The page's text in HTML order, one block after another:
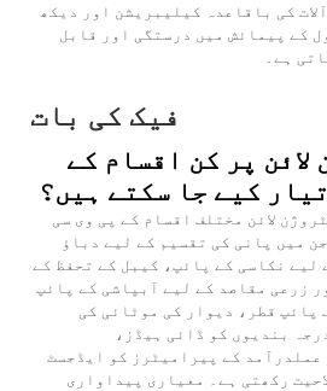
کی باقاعدہ کیلیبریشن اور دیکھ
کے پیمائش میں درستگی اور قابل
ہے۔
فیک کی بات
لائن پر کن اقسام کے
کیے جا سکتے ہیں؟
لائن مختلف اقسام کے پی وی سی
میں پانی کی تقسیم کے لیے دباؤ
لیے نکاسی کے پائپ، کیبل کے تحفظ کے
زرعی مقاصد کے لیے آبپاشی کے پائپ
پائپ قطر، دیوار کی موٹائی کی
بندیوں کو ڈائی ہیڈز،
عملدرآمد کے پیرامیٹرز کو ایڈجسٹ
رکھتی ہے۔ معیاری پیداواری